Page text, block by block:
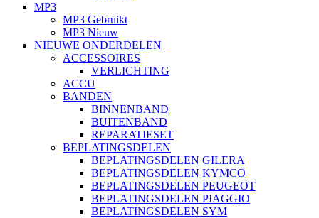
MP3
MP3 Gebruikt
MP3 Nieuw
NIEUWE ONDERDELEN
ACCESSOIRES
VERLICHTING
ACCU
BANDEN
BINNENBAND
BUITENBAND
REPARATIESET
BEPLATINGSDELEN
BEPLATINGSDELEN GILERA
BEPLATINGSDELEN KYMCO
BEPLATINGSDELEN PEUGEOT
BEPLATINGSDELEN PIAGGIO
BEPLATINGSDELEN SYM